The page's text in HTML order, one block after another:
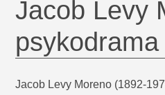
Jacob Levy
psykodrama
Jacob Levy Moreno (1892-